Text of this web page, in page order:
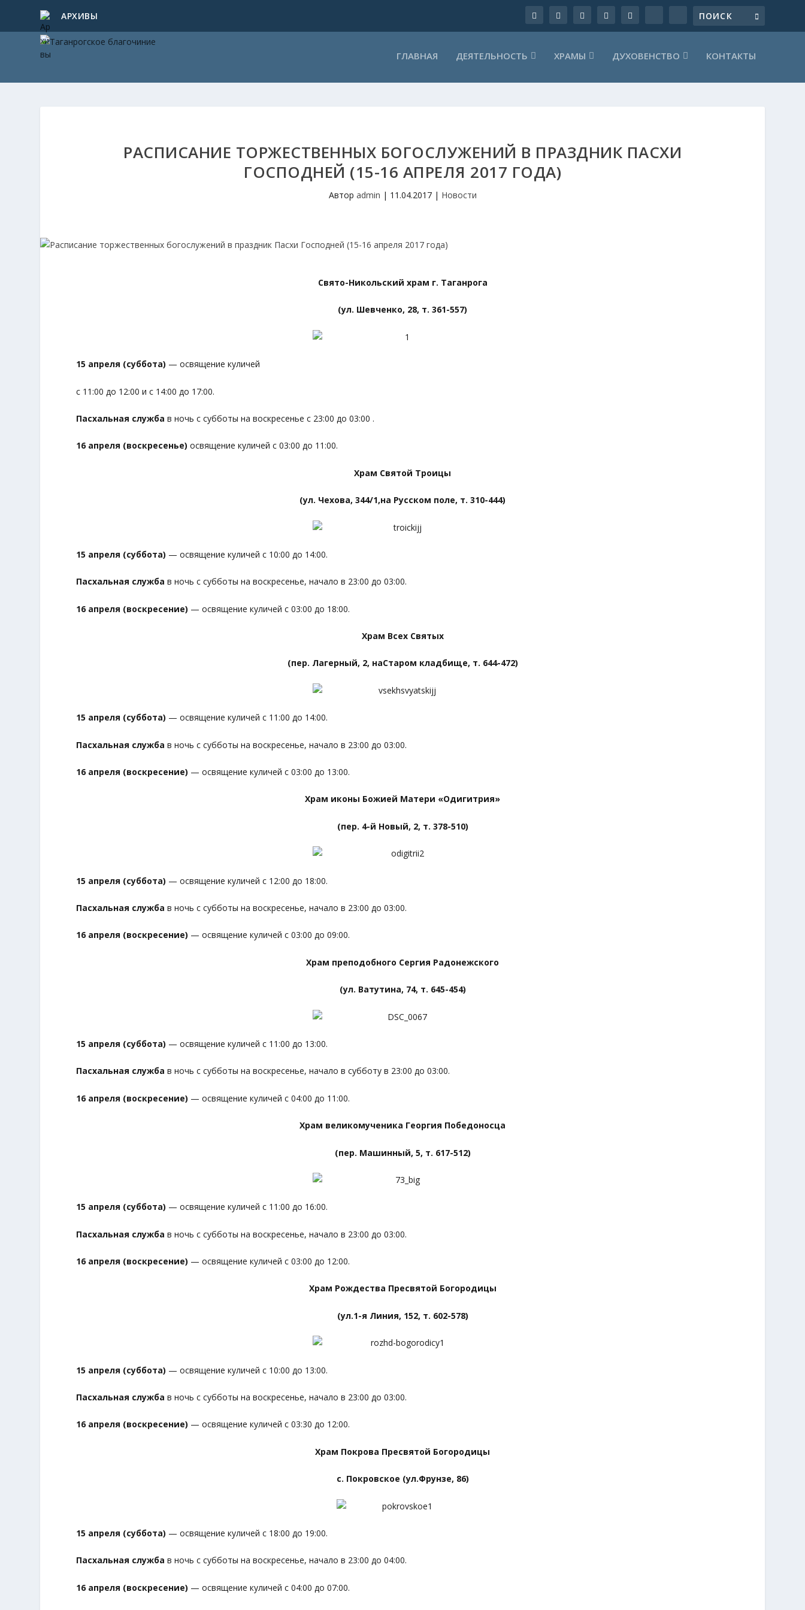
АРХИВЫ
ГЛАВНАЯ ДЕЯТЕЛЬНОСТЬ ХРАМЫ ДУХОВЕНСТВО КОНТАКТЫ
РАСПИСАНИЕ ТОРЖЕСТВЕННЫХ БОГОСЛУЖЕНИЙ В ПРАЗДНИК ПАСХИ
ГОСПОДНЕЙ (15-16 АПРЕЛЯ 2017 ГОДА)
Автор admin | 11.04.2017| Новости
Свято-Никольский храм г. Таганрога
(ул. Шевченко, 28, т. 361-557)
15 апреля (суббота) — освящение куличей
с 11:00 до 12:00 и с 14:00 до 17:00.
Пасхальная службав ночь с субботы на воскресенье с 23:00 до 03:00 .
16 апреля (воскресенье)освящение куличей с 03:00 до 11:00.
Храм Святой Троицы
(ул. Чехова, 344/1,на Русском поле, т. 310-444)
15 апреля (суббота) — освящение куличей с 10:00 до 14:00.
Пасхальная службав ночь с субботы на воскресенье, начало в 23:00 до 03:00.
16 апреля (воскресение) — освящение куличей с 03:00 до 18:00.
Храм Всех Святых
(пер. Лагерный, 2, наСтаром кладбище, т. 644-472)
15 апреля (суббота) — освящение куличей с 11:00 до 14:00.
Пасхальная службав ночь с субботы на воскресенье, начало в 23:00 до 03:00.
16 апреля (воскресение) — освящение куличей с 03:00 до 13:00.
Храм иконы Божией Матери «Одигитрия»
(пер. 4-й Новый, 2, т. 378-510)
15 апреля (суббота) — освящение куличей с 12:00 до 18:00.
Пасхальная службав ночь с субботы на воскресенье, начало в 23:00 до 03:00.
16 апреля (воскресение) — освящение куличей с 03:00 до 09:00.
Храм преподобного Сергия Радонежского
(ул. Ватутина, 74, т. 645-454)
15 апреля (суббота) — освящение куличей с 11:00 до 13:00.
Пасхальная службав ночь с субботы на воскресенье, начало в субботу в 23:00 до 03:00.
16 апреля (воскресение) — освящение куличей с 04:00 до 11:00.
Храм великомученика Георгия Победоносца
(пер. Машинный, 5, т. 617-512)
15 апреля (суббота) — освящение куличей с 11:00 до 16:00.
Пасхальная службав ночь с субботы на воскресенье, начало в 23:00 до 03:00.
16 апреля (воскресение) — освящение куличей с 03:00 до 12:00.
Храм Рождества Пресвятой Богородицы
(ул.1-я Линия, 152, т. 602-578)
15 апреля (суббота) — освящение куличей с 10:00 до 13:00.
Пасхальная службав ночь с субботы на воскресенье, начало в 23:00 до 03:00.
16 апреля (воскресение) — освящение куличей с 03:30 до 12:00.
Храм Покрова Пресвятой Богородицы
с. Покровское (ул.Фрунзе, 86)
15 апреля (суббота) — освящение куличей с 18:00 до 19:00.
Пасхальная службав ночь с субботы на воскресенье, начало в 23:00 до 04:00.
16 апреля (воскресение) — освящение куличей с 04:00 до 07:00.